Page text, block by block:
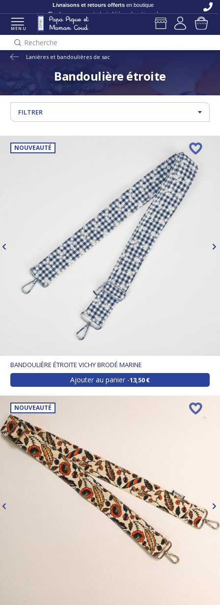
Livraisons et retours offerts en boutique
C'est nouveau et c'est déjà en boutique !
MENU
Recherche
Lanières et bandoulières de sac
Bandoulière étroite
FILTRER
NOUVEAUTÉ
BANDOULIÈRE ÉTROITE VICHY BRODÉ MARINE
Ajouter au panier 13,50 €
NOUVEAUTÉ